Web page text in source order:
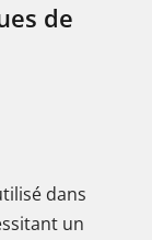
de
dans
un